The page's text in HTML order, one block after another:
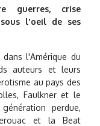
guerres, crise
l'oeil de ses
l'Amérique du
auteurs et leurs
au pays des
Faulkner et le
perdue,
et la Beat